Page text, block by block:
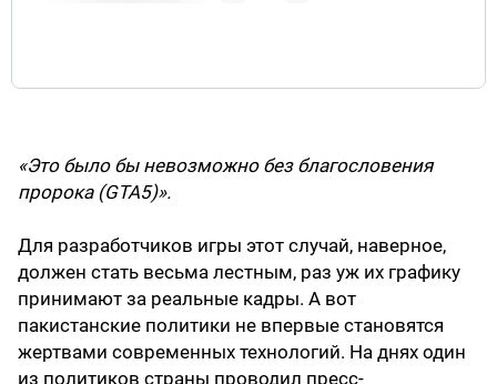
«Это было бы невозможно без благословения
пророка (GTA5)».
Для разработчиков игры этот случай, наверное,
должен стать весьма лестным, раз уж их графику
принимают за реальные кадры. А вот
пакистанские политики не впервые становятся
жертвами современных технологий. На днях один
из политиков страны проводил пресс-